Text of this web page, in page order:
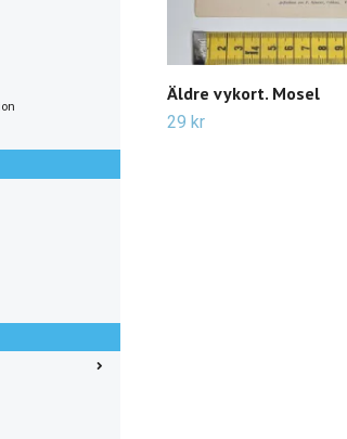
Äldre vykort. Mosel
29 kr